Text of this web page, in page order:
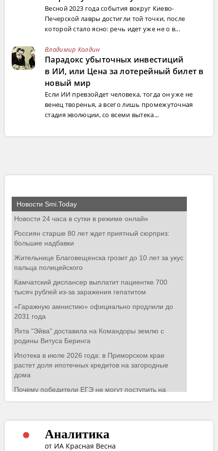
Весной 2023 года события вокруг Киево-
Печерской лавры достигли той точки, после
которой стало ясно: речь идет уже не о в...
Владимир Колдин
Парадокс убыточных инвестиций
в ИИ, или Цена за лотерейный билет в
новый мир
Если ИИ превзойдет человека, тогда он уже не
венец творенья, а всего лишь промежуточная
стадия эволюции, со всеми вытека...
Аналитика
от ИА Красная Весна